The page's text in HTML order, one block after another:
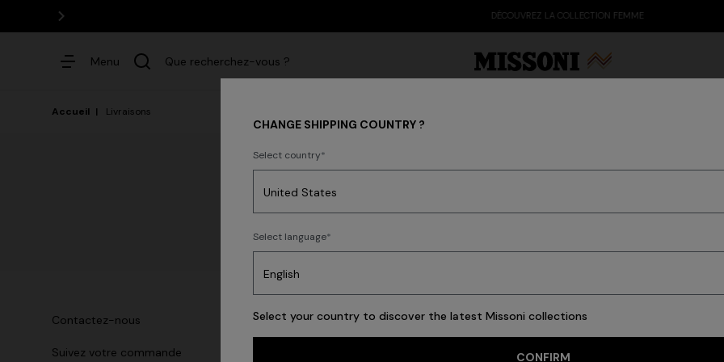
DÉCOUVREZ LA COLLECTION FEMME
Menu Que recherchez-vous ?
Accueil Livraisons
Contactez-nous
Suivez votre commande
Délais et coûts d’expédition
CHANGE SHIPPING COUNTRY ?
Select country
Select language
Select your country to discover the latest Missoni collections
CONFIRM
Robes